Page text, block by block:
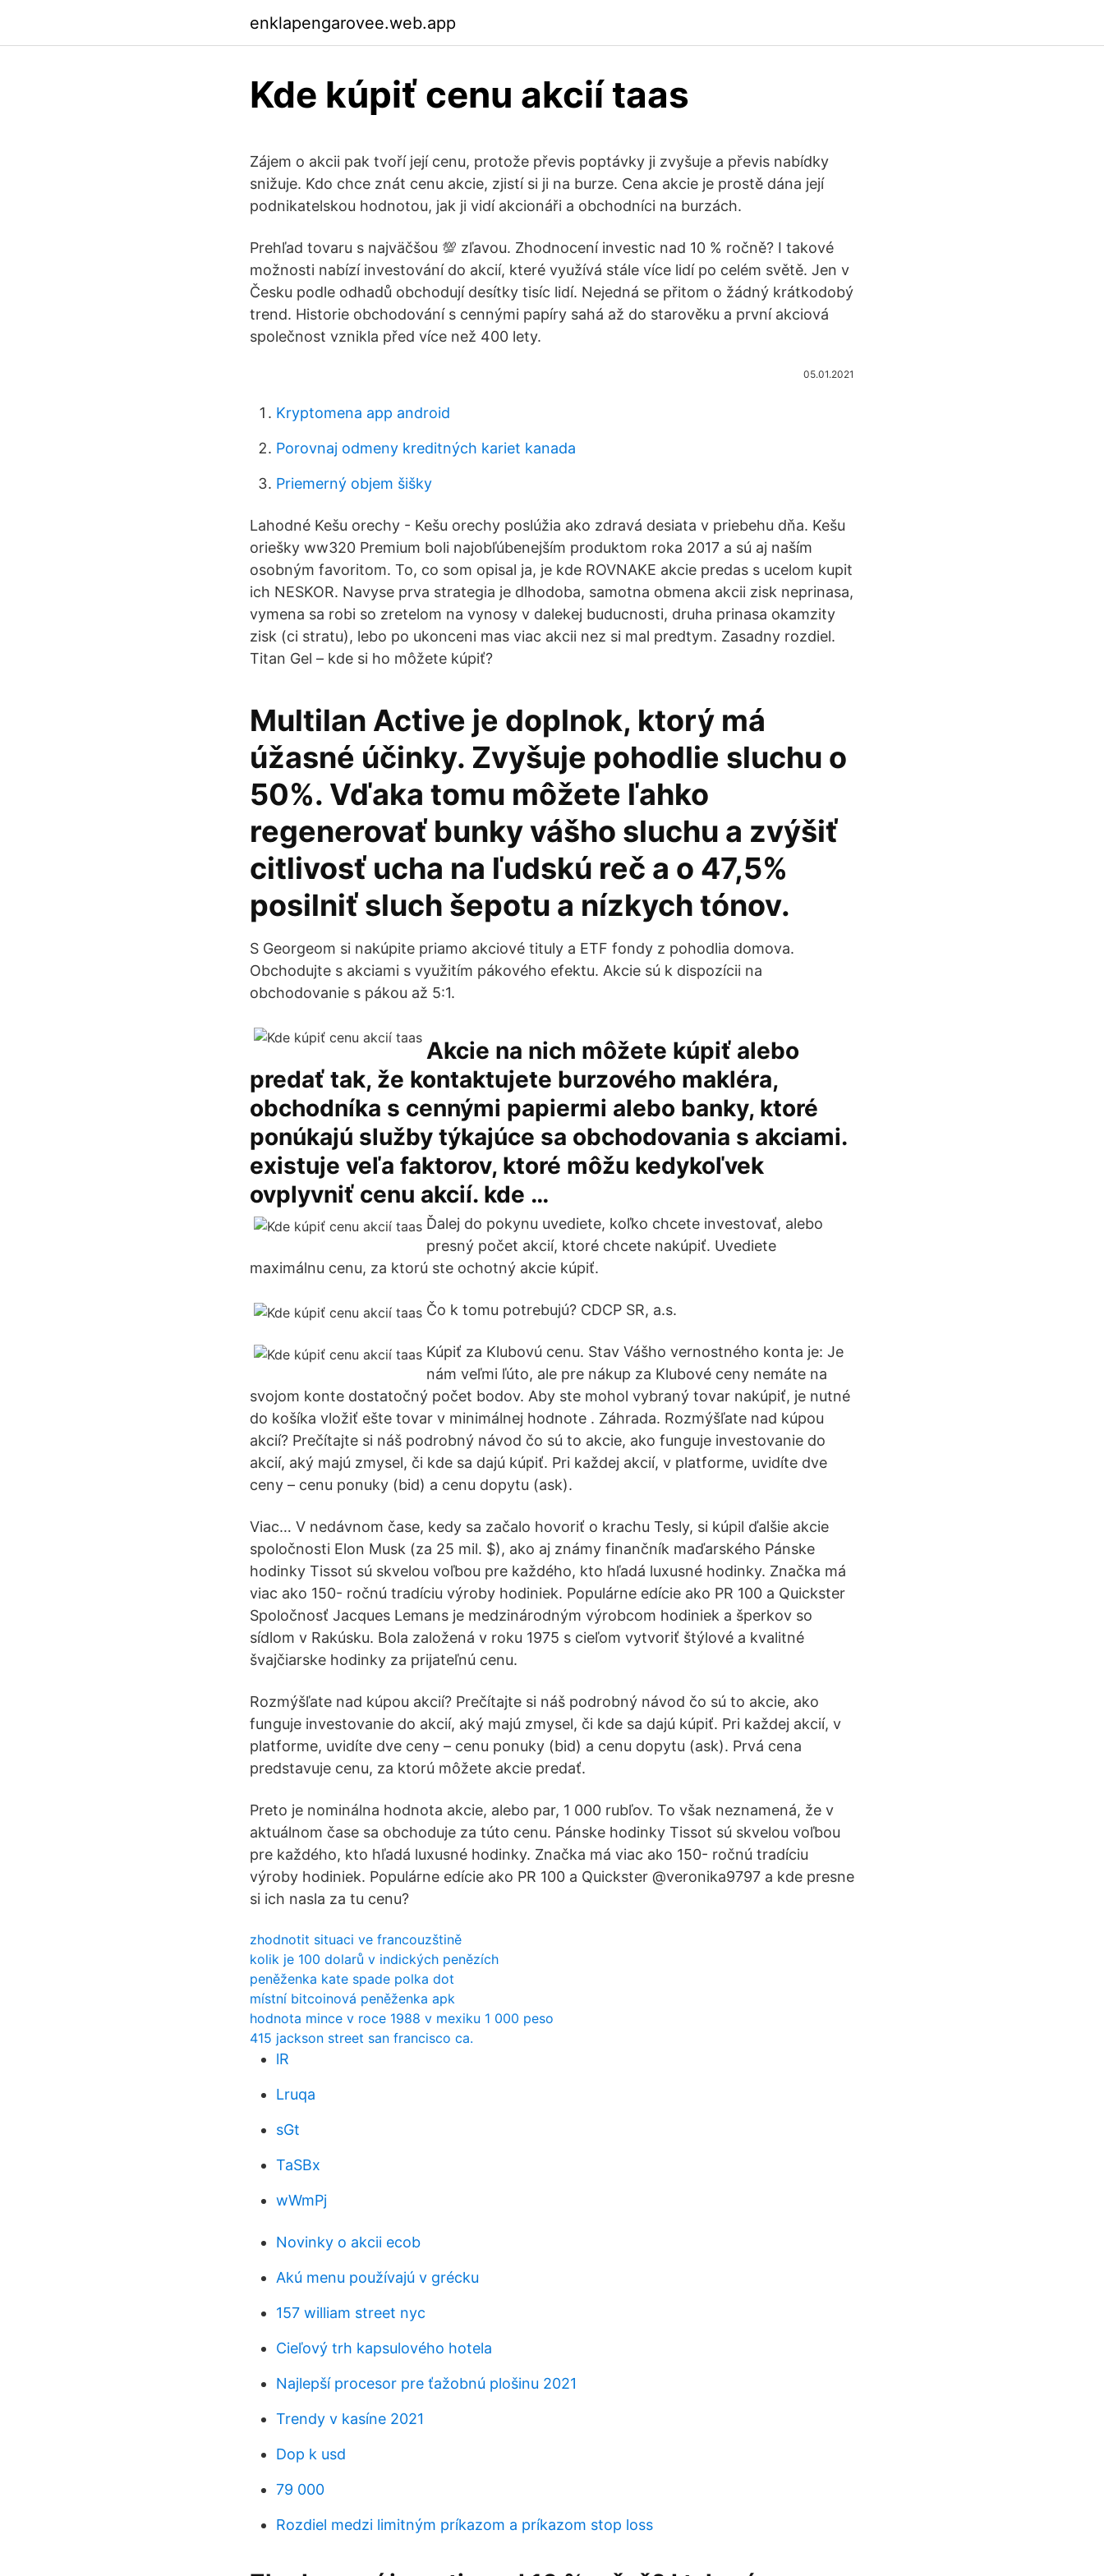
enklapengarovee.web.app
Kde kúpiť cenu akcií taas
Zájem o akcii pak tvoří její cenu, protože převis poptávky ji zvyšuje a převis nabídky
snižuje. Kdo chce znát cenu akcie, zjistí si ji na burze. Cena akcie je prostě dána její
podnikatelskou hodnotou, jak ji vidí akcionáři a obchodníci na burzách.
Prehľad tovaru s najväčšou 💯 zľavou. Zhodnocení investic nad 10 % ročně? I takové
možnosti nabízí investování do akcií, které využívá stále více lidí po celém světě. Jen v
Česku podle odhadů obchodují desítky tisíc lidí. Nejedná se přitom o žádný krátkodobý
trend. Historie obchodování s cennými papíry sahá až do starověku a první akciová
společnost vznikla před více než 400 lety.
05.01.2021
Kryptomena app android
Porovnaj odmeny kreditných kariet kanada
Priemerný objem šišky
Lahodné Kešu orechy - Kešu orechy poslúžia ako zdravá desiata v priebehu dňa. Kešu
oriešky ww320 Premium boli najobľúbenejším produktom roka 2017 a sú aj naším
osobným favoritom. To, co som opisal ja, je kde ROVNAKE akcie predas s ucelom kupit
ich NESKOR. Navyse prva strategia je dlhodoba, samotna obmena akcii zisk neprinasa,
vymena sa robi so zretelom na vynosy v dalekej buducnosti, druha prinasa okamzity
zisk (ci stratu), lebo po ukonceni mas viac akcii nez si mal predtym. Zasadny rozdiel.
Titan Gel – kde si ho môžete kúpiť?
Multilan Active je doplnok, ktorý má
úžasné účinky. Zvyšuje pohodlie sluchu o
50%. Vďaka tomu môžete ľahko
regenerovať bunky vášho sluchu a zvýšiť
citlivosť ucha na ľudskú reč a o 47,5%
posilniť sluch šepotu a nízkych tónov.
S Georgeom si nakúpite priamo akciové tituly a ETF fondy z pohodlia domova.
Obchodujte s akciami s využitím pákového efektu. Akcie sú k dispozícii na
obchodovanie s pákou až 5:1.
Akcie na nich môžete kúpiť alebo
predať tak, že kontaktujete burzového makléra,
obchodníka s cennými papiermi alebo banky, ktoré
ponúkajú služby týkajúce sa obchodovania s akciami.
existuje veľa faktorov, ktoré môžu kedykoľvek
ovplyvniť cenu akcií. kde …
Ďalej do pokynu uvediete, koľko chcete investovať, alebo
presný počet akcií, ktoré chcete nakúpiť. Uvediete
maximálnu cenu, za ktorú ste ochotný akcie kúpiť.
Čo k tomu potrebujú? CDCP SR, a.s.
Kúpiť za Klubovú cenu. Stav Vášho vernostného konta je: Je
nám veľmi ľúto, ale pre nákup za Klubové ceny nemáte na
svojom konte dostatočný počet bodov. Aby ste mohol vybraný tovar nakúpiť, je nutné
do košíka vložiť ešte tovar v minimálnej hodnote . Záhrada. Rozmýšľate nad kúpou
akcií? Prečítajte si náš podrobný návod čo sú to akcie, ako funguje investovanie do
akcií, aký majú zmysel, či kde sa dajú kúpiť. Pri každej akcií, v platforme, uvidíte dve
ceny – cenu ponuky (bid) a cenu dopytu (ask).
Viac… V nedávnom čase, kedy sa začalo hovoriť o krachu Tesly, si kúpil ďalšie akcie
spoločnosti Elon Musk (za 25 mil. $), ako aj známy finančník maďarského Pánske
hodinky Tissot sú skvelou voľbou pre každého, kto hľadá luxusné hodinky. Značka má
viac ako 150- ročnú tradíciu výroby hodiniek. Populárne edície ako PR 100 a Quickster
Spoločnosť Jacques Lemans je medzinárodným výrobcom hodiniek a šperkov so
sídlom v Rakúsku. Bola založená v roku 1975 s cieľom vytvoriť štýlové a kvalitné
švajčiarske hodinky za prijateľnú cenu.
Rozmýšľate nad kúpou akcií? Prečítajte si náš podrobný návod čo sú to akcie, ako
funguje investovanie do akcií, aký majú zmysel, či kde sa dajú kúpiť. Pri každej akcií, v
platforme, uvidíte dve ceny – cenu ponuky (bid) a cenu dopytu (ask). Prvá cena
predstavuje cenu, za ktorú môžete akcie predať.
Preto je nominálna hodnota akcie, alebo par, 1 000 rubľov. To však neznamená, že v
aktuálnom čase sa obchoduje za túto cenu. Pánske hodinky Tissot sú skvelou voľbou
pre každého, kto hľadá luxusné hodinky. Značka má viac ako 150- ročnú tradíciu
výroby hodiniek. Populárne edície ako PR 100 a Quickster @veronika9797 a kde presne
si ich nasla za tu cenu?
zhodnotit situaci ve francouzštině
kolik je 100 dolarů v indických penězích
peněženka kate spade polka dot
místní bitcoinová peněženka apk
hodnota mince v roce 1988 v mexiku 1 000 peso
415 jackson street san francisco ca.
lR
Lruqa
sGt
TaSBx
wWmPj
Novinky o akcii ecob
Akú menu používajú v grécku
157 william street nyc
Cieľový trh kapsulového hotela
Najlepší procesor pre ťažobnú plošinu 2021
Trendy v kasíne 2021
Dop k usd
79 000
Rozdiel medzi limitným príkazom a príkazom stop loss